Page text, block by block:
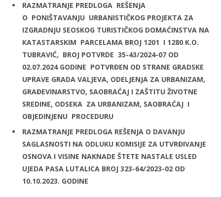
RAZMATRANJE PREDLOGA REŠENJA
O PONIŠTAVANJU URBANISTIČKOG PROJEKTA ZA
IZGRADNJU SEOSKOG TURISTIČKOG DOMAĆINSTVA NA
KATASTARSKIM PARCELAMA BROJ 1201 I 1280 K.O.
TUBRAVIĆ, BROJ POTVRDE 35-43/2024-07 OD
02.07.2024 GODINE POTVRĐEN OD STRANE GRADSKE
UPRAVE GRADA VALJEVA, ODELJENJA ZA URBANIZAM,
GRAĐEVINARSTVO, SAOBRAĆAJ I ZAŠTITU ŽIVOTNE
SREDINE, ODSEKA ZA URBANIZAM, SAOBRAĆAJ I
OBJEDINJENU PROCEDURU
RAZMATRANJE PREDLOGA REŠENJA O DAVANJU
SAGLASNOSTI NA ODLUKU KOMISIJE ZA UTVRĐIVANJE
OSNOVA I VISINE NAKNADE ŠTETE NASTALE USLED
UJEDA PASA LUTALICA BROJ 323-64/2023-02 OD
10.10.2023. GODINE